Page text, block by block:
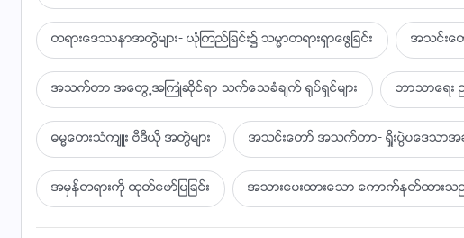
ထိုသို႔ေမွ်ာ္လင့္ခ်က္နဲ႔ ဤသို႔မိန႔္ႁမြက္ခဲ့သည့္စကား
ဥယ်ာဥ္ထဲ၌ ရွိသမွ်အပင္သီးကို သင္တို႔စိတ္ႀကိဳက္စားႏိုင္သည္
သို႔ေသာ္ ေကာင္းမေကာင္းသိကြၽမ္းရာအသီးကို
အဆိုးနဲ႔အေကာင္းကို သိကြၽမ္းမယ့္အသီးကို
သင္သည္ လုံးဝမစားရ
ထိုသို႔ စားေသာေန႔မွာပင္ သင္သည္ အမွန္ပင္ေသလိမ့္မည္
တရားေဒႆနာအတြဲမ်ား- ယုံၾကည္ျခင္း၌ သမၼာတရားရွာေဖြျခင္း အသင္း
အသက္တာ အေတြ႕အႀကဳံဆိုင္ရာ သက္ေသခံခ်က္ ႐ုပ္ရွင္မ်ား ဘာသာေရး ည
ဓမၼေတးသံက်ဴး ဗီဒီယို အတြဲမ်ား အသင္းေတာ္ အသက္တာ- ရႈိးပြဲပေဒသာ
အမွန္တရားကို ထုတ္ေဖာ္ျပျခင္း အသားေပးထားေသာ ေကာက္ႏုတ္ထားသ